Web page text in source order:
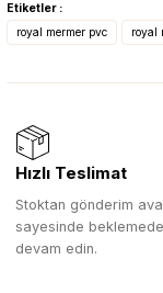
Etiketler :
royal mermer pvc
royal
Hızlı Teslimat
Stoktan gönderim
sayesinde
devam edin.